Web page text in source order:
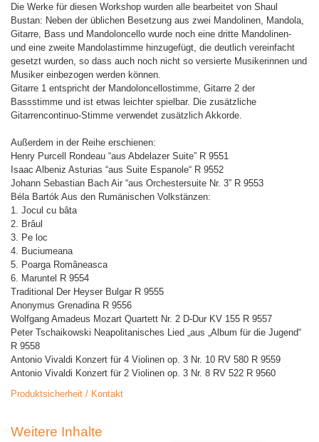
Die Werke für diesen Workshop wurden alle bearbeitet von Shaul
Bustan: Neben der üblichen Besetzung aus zwei Mandolinen, Mandola,
Gitarre, Bass und Mandoloncello wurde noch eine dritte Mandolinen-
und eine zweite Mandolastimme hinzugefügt, die deutlich vereinfacht
gesetzt wurden, so dass auch noch nicht so versierte Musikerinnen und
Musiker einbezogen werden können.
Gitarre 1 entspricht der Mandoloncellostimme, Gitarre 2 der
Bassstimme und ist etwas leichter spielbar. Die zusätzliche
Gitarrencontinuo-Stimme verwendet zusätzlich Akkorde.
Außerdem in der Reihe erschienen:
Henry Purcell Rondeau “aus Abdelazer Suite” R 9551
Isaac Albeniz Asturias “aus Suite Espanole“ R 9552
Johann Sebastian Bach Air “aus Orchestersuite Nr. 3” R 9553
Béla Bartók Aus den Rumänischen Volkstänzen:
1. Jocul cu bâta
2. Brâul
3. Pe loc
4. Buciumeana
5. Poarga Româneasca
6. Maruntel R 9554
Traditional Der Heyser Bulgar R 9555
Anonymus Grenadina R 9556
Wolfgang Amadeus Mozart Quartett Nr. 2 D-Dur KV 155 R 9557
Peter Tschaikowski Neapolitanisches Lied „aus „Album für die Jugend“
R 9558
Antonio Vivaldi Konzert für 4 Violinen op. 3 Nr. 10 RV 580 R 9559
Antonio Vivaldi Konzert für 2 Violinen op. 3 Nr. 8 RV 522 R 9560
Produktsicherheit / Kontakt
Weitere Inhalte